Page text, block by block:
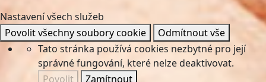
Nastavení všech služeb
Povolit všechny soubory cookie
Odmítnout vše
Tato stránka používá cookies nezbytné pro její
správné fungování, které nelze deaktivovat.
Povolit
Zamítnout